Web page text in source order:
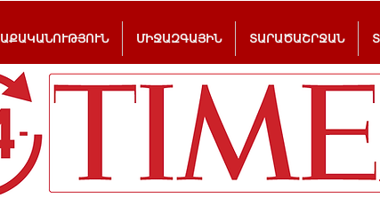
ՄԻՋԱԶԳԱՅԻՆ ՏԱՐԱԾԱՇՐՋԱՆ